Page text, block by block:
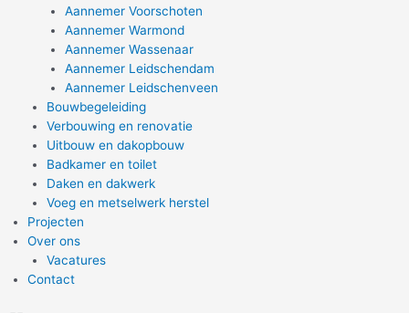
Aannemer Voorschoten
Aannemer Warmond
Aannemer Wassenaar
Aannemer Leidschendam
Aannemer Leidschenveen
Bouwbegeleiding
Verbouwing en renovatie
Uitbouw en dakopbouw
Badkamer en toilet
Daken en dakwerk
Voeg en metselwerk herstel
Projecten
Over ons
Vacatures
Contact